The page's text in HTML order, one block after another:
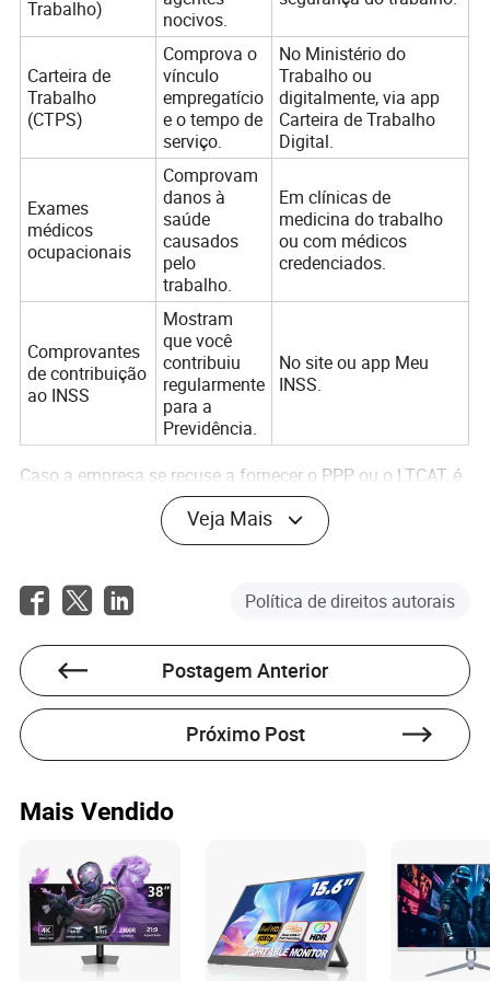
Trabalho)
nocivos.
Carteira de
Trabalho
(CTPS)
Comprova o
vínculo
empregatício
e o tempo de
serviço.
No Ministério do
Trabalho ou
digitalmente, via app
Carteira de Trabalho
Digital.
Exames
médicos
ocupacionais
Comprovam
danos à
saúde
causados
pelo
trabalho.
Em clínicas de
medicina do trabalho
ou com médicos
credenciados.
Comprovantes
de contribuição
ao INSS
Mostram
que você
contribuiu
regularmente
para a
Previdência.
No site ou app Meu
INSS.
Caso a empresa se recuse a fornecer o PPP ou o LTCAT, é
possível entrar com uma ação judicial para obrigá-la a
emitir os documentos. Nesse processo, a orientação de
um advogado especializado é fundamental para garantir
Advogados: Os heróis (ou vilões) da sua aposentadoria
Contratar um advogado especializado em direito
previdenciário pode ser decisivo para o sucesso do seu
pedido. No entanto, é preciso escolher com cuidado, pois
nem todos os profissionais estão preparados para lidar
com casos de aposentadoria especial para motoristas.
Aqui estão alguns pontos a considerar:
comprovada em direito previdenciário,
Transparência:
Desconfie de profissionais que
prometem resultados rápidos ou garantidos. O
processo pode ser longo e complexo.
Honorários:Verifique se os honorários são justos.
Alguns advogados cobram uma porcentagem do
benefício, enquanto outros optam por um valor fixo.
Veja Mais
Política de direitos autorais
Postagem Anterior
Próximo Post
Mais Vendido